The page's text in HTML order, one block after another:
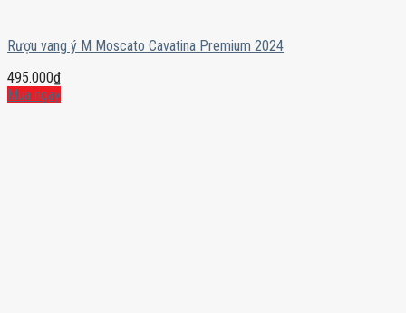
Rượu vang ý M Moscato Cavatina Premium 2024
495.000₫
Mua ngay